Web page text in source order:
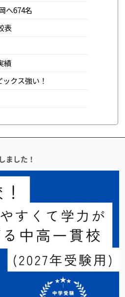
へ674名
表
績
クス強い！
ました！